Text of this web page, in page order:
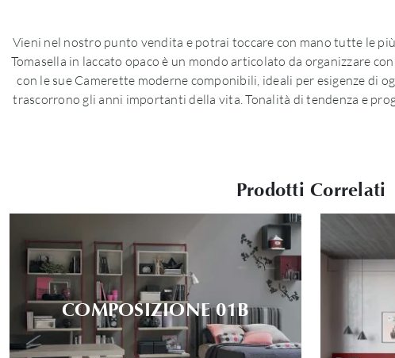
Vieni nel nostro punto vendita e potrai toccare con mano tutte le
Tomasella in laccato opaco è un mondo articolato da organizzare
con le sue Camerette moderne componibili, ideali per esigenze di
trascorrono gli anni importanti della vita. Tonalità di tendenza e
Prodotti Correlati
COMPOSIZIONE 01B